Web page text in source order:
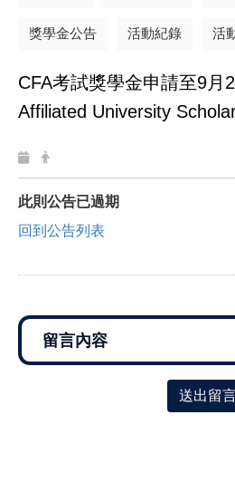
獎學金公告 活動紀錄 活
CFA考試獎學金申請至9月
Affiliated University
此則公告已過期
回到公告列表
送出留